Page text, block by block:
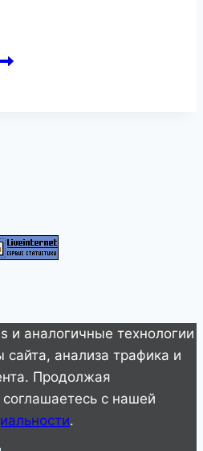
и аналогичные технологии
анализа трафика и
Продолжая
соглашаетесь с нашей
.